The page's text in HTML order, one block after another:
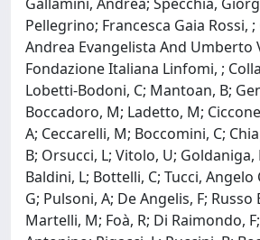
Pellegrino; Francesca Gaia Rossi,
Andrea Evangelista And Umberto
Fondazione Italiana Linfomi, ;
Lobetti-Bodoni, C; Mantoan, B;
Boccadoro, M; Ladetto, M;
A; Ceccarelli, M; Boccomini, C;
B; Orsucci, L; Vitolo, U; Goldaniga,
Baldini, L; Bottelli, C; Tucci, Angelo
G; Pulsoni, A; De Angelis, F; Russo
Martelli, M; Foà, R; Di Raimondo,